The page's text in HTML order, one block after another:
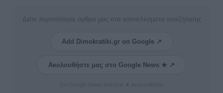
Δείτε περισσότερα άρθρα μας στα αποτελέσματα αναζήτησης
Add Dimokratiki.gr on Google ↗
Ακολουθήστε μας στο Google News ★ ↗